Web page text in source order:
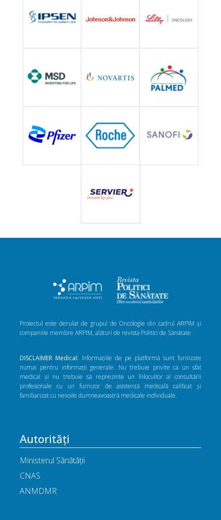
Proiectul este derulat de grupul de Oncologie din cadrul ARPIM și
companiile membre ARPIM, alături de revista Politici de Sănătate
DISCLAIMER Medical: Informațiile de pe platformă sunt furnizate
numai pentru informații generale. Nu trebuie privite ca un sfat
medical și nu trebuie să reprezinte un înlocuitor al consultării
profesionale cu un furnizor de asistență medicală calificat și
familiarizat cu nevoile dumneavoastră medicale individuale.
Autorități
Ministerul Sănătății
CNAS
ANMDMR